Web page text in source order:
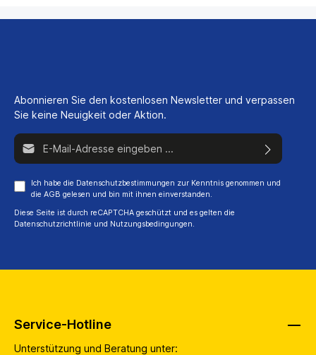
Abonnieren Sie den kostenlosen Newsletter und verpassen
Sie keine Neuigkeit oder Aktion.
E-Mail-Adresse*
Ich habe die Datenschutzbestimmungen zur Kenntnis genommen und
die AGB gelesen und bin mit ihnen einverstanden.
Diese Seite ist durch reCAPTCHA geschützt und es gelten die
Datenschutzrichtlinie und Nutzungsbedingungen.
Service-Hotline
Unterstützung und Beratung unter: